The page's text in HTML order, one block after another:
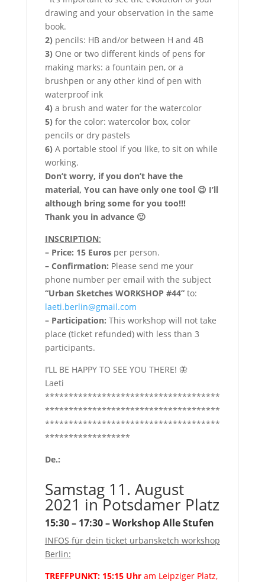
drawing and your observation in the same
book.
2) pencils: HB and/or between H and 4B
3) One or two different kinds of pens for
making marks: a fountain pen, or a
brushpen or any other kind of pen with
waterproof ink
4) a brush and water for the watercolor
5) for the color: watercolor box, color
pencils or dry pastels
6) A portable stool if you like, to sit on while
working.
Don’t worry, if you don’t have the
material, You can have only one tool 😉 I’ll
although bring some for you too!!!
Thank you in advance 🙂
INSCRIPTION:
– Price: 15 Eurosper person.
– Confirmation: Please send me your
phone number per email with the subject
“Urban Sketches WORKSHOP #44”to:
laeti.berlin@gmail.com
– Participation: This workshop will not take
place (ticket refunded) with less than 3
participants.
I’LL BE HAPPY TO SEE YOU THERE! 🦋
Laeti
*************************************
*************************************
*************************************
******************
De.:
Samstag 11. August
2021 in Potsdamer Platz
15:30 – 17:30– Workshop Alle Stufen
INFOS für dein ticket urbansketch workshop
Berlin:
TREFFPUNKT: 15:15 Uhr am Leipziger Platz,